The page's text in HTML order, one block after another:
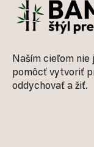
Naším cieľom
pomôcť vytvoriť
oddychovať a žiť.